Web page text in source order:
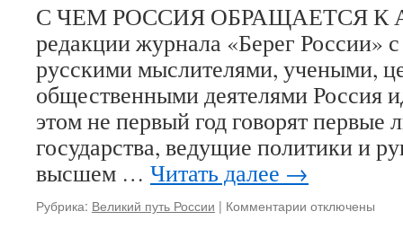
С ЧЕМ РОССИЯ ОБРАЩАЕТСЯ К
редакции журнала «Берег России»
русскими мыслителями, учеными,
общественными деятелями Россия
этом не первый год говорят первые
государства, ведущие политики и
высшем … Читать далее →
Рубрика: Великий путь России | Комментарии котключены